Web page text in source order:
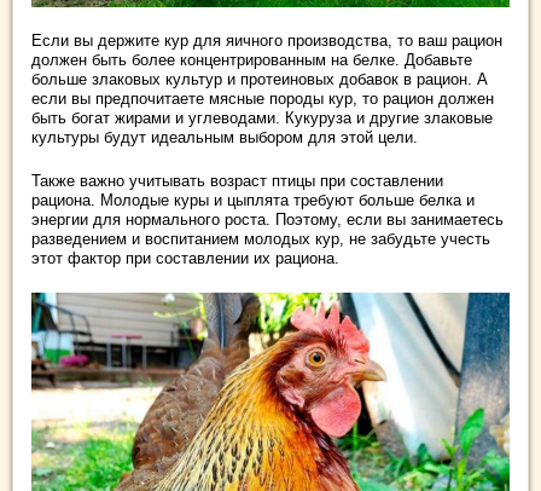
Если вы держите кур для яичного производства, то ваш рацион
должен быть более концентрированным на белке. Добавьте
больше злаковых культур и протеиновых добавок в рацион. А
если вы предпочитаете мясные породы кур, то рацион должен
быть богат жирами и углеводами. Кукуруза и другие злаковые
культуры будут идеальным выбором для этой цели.
Также важно учитывать возраст птицы при составлении
рациона. Молодые куры и цыплята требуют больше белка и
энергии для нормального роста. Поэтому, если вы занимаетесь
разведением и воспитанием молодых кур, не забудьте учесть
этот фактор при составлении их рациона.